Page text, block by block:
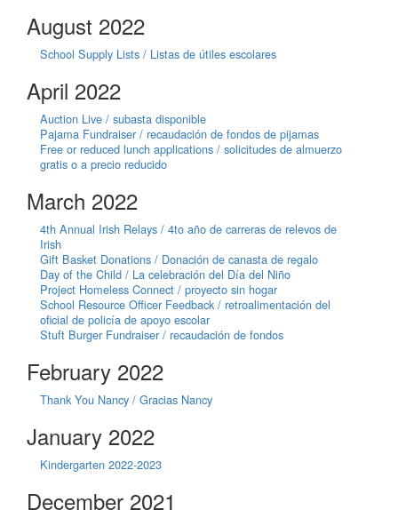
August 2022
School Supply Lists / Listas de útiles escolares
April 2022
Auction Live / subasta disponible
Pajama Fundraiser / recaudación de fondos de pijamas
Free or reduced lunch applications / solicitudes de almuerzo
gratis o a precio reducido
March 2022
4th Annual Irish Relays / 4to año de carreras de relevos de
Irish
Gift Basket Donations / Donación de canasta de regalo
Day of the Child / La celebración del Día del Niño
Project Homeless Connect / proyecto sin hogar
School Resource Officer Feedback / retroalimentación del
oficial de policía de apoyo escolar
Stuft Burger Fundraiser / recaudación de fondos
February 2022
Thank You Nancy / Gracias Nancy
January 2022
Kindergarten 2022-2023
December 2021